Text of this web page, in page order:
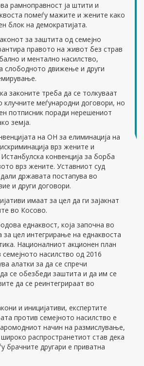
рамноправност ја штити и
помеѓу мажите и жените како
блок на демократијата.
за заштита од семејно
правото на живот без страв
и ментално насилство,
слободното движење и други
законите треба да се толкуваат
клучните меѓународни договори, но
потписник поради нерешениот
земја.
на ОН за елиминација на
врз жените и
конвенција за борба
врз жените. Уставниот суд
државата постапува во
и други договори.
имаат за цел да ги зајакнат
во Косово.
еднаквост, која започна во
за цел интегрирање на еднаквоста
Националниот акционен план
насилство од 2016
алатки за да се спречи
се обезбеди заштита и да им се
да се реинтегрираат во
и иницијативи, експертите
против семејното насилство е
начин на размислување,
широко распространетиот став дека
брачните другари е приватна